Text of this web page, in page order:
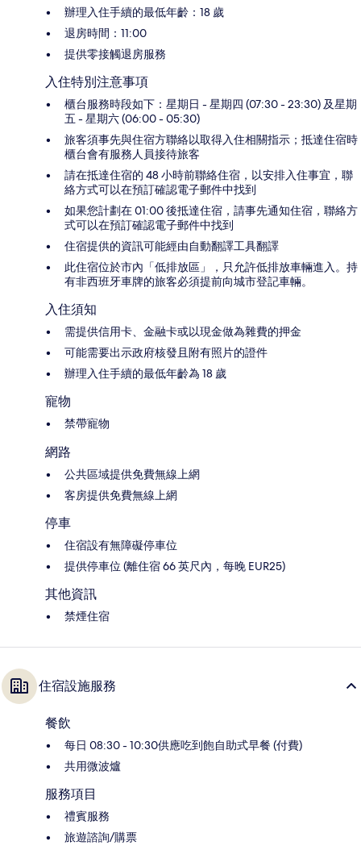
辦理入住手續的最低年齡：18 歲
退房時間：11:00
提供零接觸退房服務
入住特別注意事項
櫃台服務時段如下：星期日 - 星期四 (07:30 - 23:30) 及星期
五 - 星期六 (06:00 - 05:30)
旅客須事先與住宿方聯絡以取得入住相關指示；抵達住宿時
櫃台會有服務人員接待旅客
請在抵達住宿的 48 小時前聯絡住宿，以安排入住事宜，聯
絡方式可以在預訂確認電子郵件中找到
如果您計劃在 01:00 後抵達住宿，請事先通知住宿，聯絡方
式可以在預訂確認電子郵件中找到
住宿提供的資訊可能經由自動翻譯工具翻譯
此住宿位於市內「低排放區」，只允許低排放車輛進入。持
有非西班牙車牌的旅客必須提前向城市登記車輛。
入住須知
需提供信用卡、金融卡或以現金做為雜費的押金
可能需要出示政府核發且附有照片的證件
辦理入住手續的最低年齡為 18 歲
寵物
禁帶寵物
網路
公共區域提供免費無線上網
客房提供免費無線上網
停車
住宿設有無障礙停車位
提供停車位 (離住宿 66 英尺內，每晚 EUR25)
其他資訊
禁煙住宿
住宿設施服務
餐飲
每日 08:30 - 10:30供應吃到飽自助式早餐 (付費)
共用微波爐
服務項目
禮賓服務
旅遊諮詢/購票